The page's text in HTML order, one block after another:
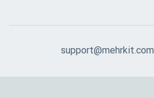
support@mehrkit.com